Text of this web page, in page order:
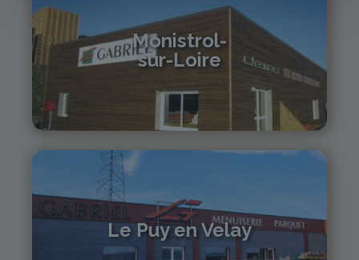
Monistrol-
sur-Loire
monistrol@gabriel-sa.fr
Le Puy en Velay